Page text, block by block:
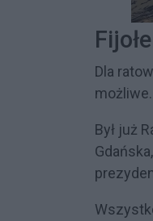
Dla
Był już